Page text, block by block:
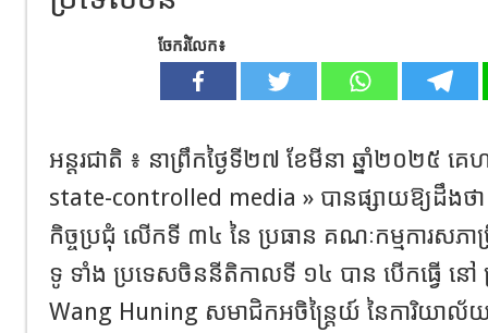
ចែករំលែក៖
អន្តរជាតិ ៖ នាព្រឹកថ្ងៃទី២៧ ខែមីនា ឆ្នាំ២០២៥ គេ
state-controlled media » បានផ្សាយឱ្យដឹងថ
កិច្ចប្រជុំ លើកទី ៣៤ នៃ ប្រធាន គណៈកម្មការសភ
ទូ ទាំង ប្រទេសចិននីតិកាលទី ១៤ បាន បើកធ្វើ ន
Wang Huning សមាជិកអចិន្ត្រៃយ៍ នៃការិយា